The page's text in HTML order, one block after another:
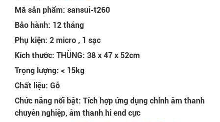
Mã sản phẩm: sansui-t260
Bảo hành: 12 tháng
Phụ kiện: 2 micro , 1 sạc
Kích thước: THÙNG: 38 x 47 x 52cm
Trọng lượng: < 15kg
Chất liệu: Gỗ
Chức năng nổi bật: Tích hợp ứng dụng chỉnh âm thanh
chuyên nghiệp, âm thanh hi end cực